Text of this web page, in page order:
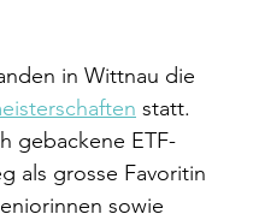
in Wittnau die
statt.
gebackene ETF-
als grosse Favoritin
sowie